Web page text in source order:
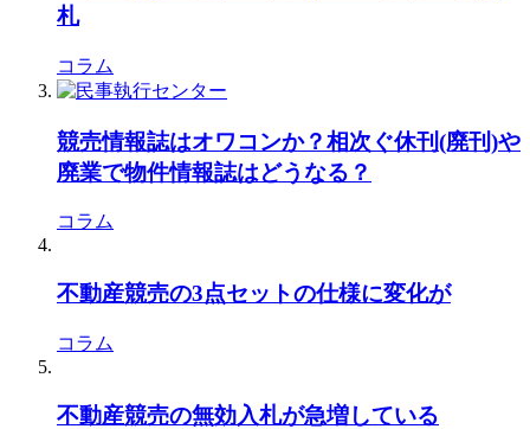
札
コラム
競売情報誌はオワコンか？相次ぐ休刊(廃刊)や
廃業で物件情報誌はどうなる？
コラム
不動産競売の3点セットの仕様に変化が
コラム
不動産競売の無効入札が急増している